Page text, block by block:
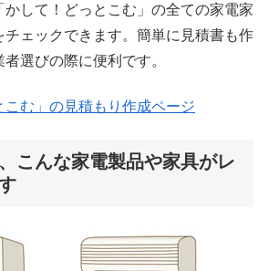
かして！どっとこむ」の全ての家電家
チェックできます。簡単に見積書も作
選びの際に便利です。
こむ」の見積もり作成ページ
こんな家電製品や家具がレ